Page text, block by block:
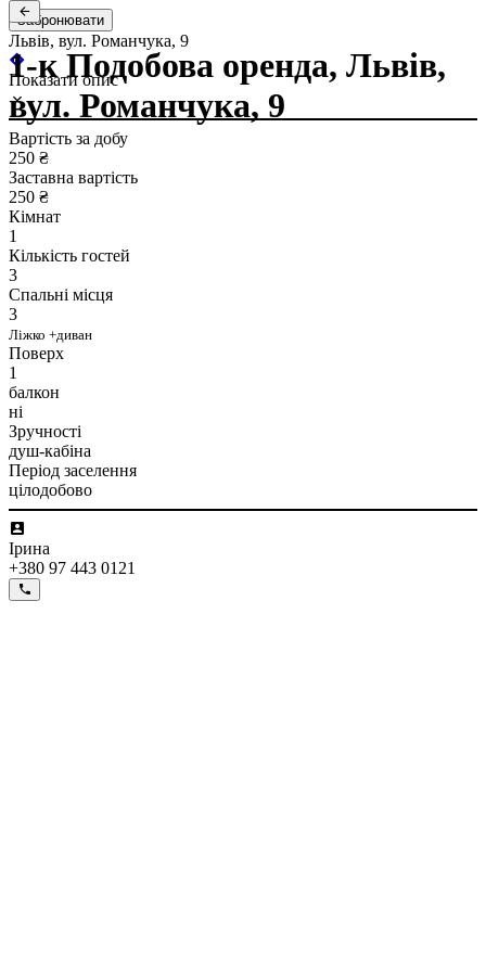
1-к Подобова оренда, Львів,
вул. Романчука, 9
Забронювати
Львів, вул. Романчука, 9
Показати опис
Вартість за добу
250 ₴
Заставна вартість
250 ₴
Кімнат
1
Кількість гостей
3
Спальні місця
3
Ліжко +диван
Поверх
1
балкон
ні
Зручності
душ-кабіна
Період заселення
цілодобово
Ірина
+380 97 443 0121